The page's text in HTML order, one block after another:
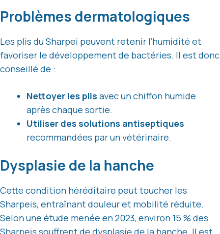
Problèmes dermatologiques
Les plis du Sharpei peuvent retenir l’humidité et
favoriser le développement de bactéries. Il est donc
conseillé de :
Nettoyer les plis avec un chiffon humide
après chaque sortie.
Utiliser des solutions antiseptiques
recommandées par un vétérinaire.
Dysplasie de la hanche
Cette condition héréditaire peut toucher les
Sharpeis, entraînant douleur et mobilité réduite.
Selon une étude menée en 2023, environ 15 % des
Sharpeis souffrent de dysplasie de la hanche. Il est